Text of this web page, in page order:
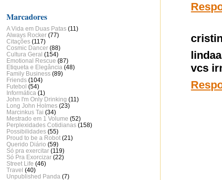
vcs
Marcadores
A Vida em Duas Patas (11)
Always Rocker (77)
Citações (117)
Cosmic Dancer (88)
Cultura Geral (154)
Emotional Rescue (87)
Etiqueta e Elegância (48)
Family Business (89)
Friends (104)
Futebol (54)
Informática (1)
John I'm Only Drinking (11)
Long John Holmes (23)
Marcinkus Tai (34)
Mestrado em 1 Volume (52)
Perplexidades Cotidianas (158)
Possibilidades (55)
Proud to be a Robot (21)
Querido Diário (59)
Só pra exercitar (119)
Só Pra Exorcizar (22)
Street Life (46)
Travel (40)
Unpublished Panda (7)